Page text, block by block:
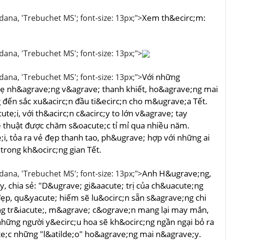
'Trebuchet MS'; font-size: 13px;">Xem th&ecirc;m:
'Trebuchet MS'; font-size: 13px;">
'Trebuchet MS'; font-size: 13px;">Với những
v&agrave; thanh khiết, ho&agrave;ng mai
sắc xu&acirc;n đầu ti&ecirc;n cho m&ugrave;a Tết.
với th&acirc;n c&acirc;y to lớn v&agrave; tay
được chăm s&oacute;c tỉ mỉ qua nhiều năm.
tỏa ra vẻ đẹp thanh tao, ph&ugrave; hợp với những ai
kh&ocirc;ng gian Tết.
'Trebuchet MS'; font-size: 13px;">Anh H&ugrave;ng,
chia sẻ: "D&ugrave; gi&aacute; trị của ch&uacute;ng
qu&yacute; hiếm sẽ lu&ocirc;n sẵn s&agrave;ng chi
tr&iacute;, m&agrave; c&ograve;n mang lại may mắn,
người y&ecirc;u hoa sẽ kh&ocirc;ng ngần ngại bỏ ra
những "l&atilde;o" ho&agrave;ng mai n&agrave;y.